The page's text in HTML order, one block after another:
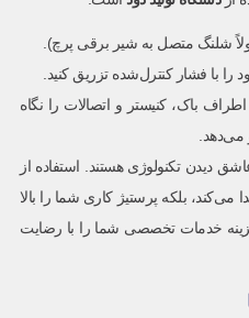
با فشار کنترل‌شده تزریق کنید.
اطراف باک، کنیستر و اتصالات را نگاه
می‌دهد.
دیدن تکنولوژی هستند. استفاده از
می‌کند، بلکه پرستیژ کاری شما را بالا
خدمات تخصصی شما را با رضایت